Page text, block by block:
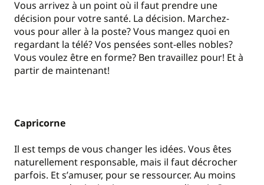
Vous arrivez à un point où il faut prendre une
décision pour votre santé. La décision. Marchez-
vous pour aller à la poste? Vous mangez quoi en
regardant la télé? Vos pensées sont-elles nobles?
Vous voulez être en forme? Ben travaillez pour! Et à
partir de maintenant!
Capricorne
Il est temps de vous changer les idées. Vous êtes
naturellement responsable, mais il faut décrocher
parfois. Et s’amuser, pour se ressourcer. Au moins